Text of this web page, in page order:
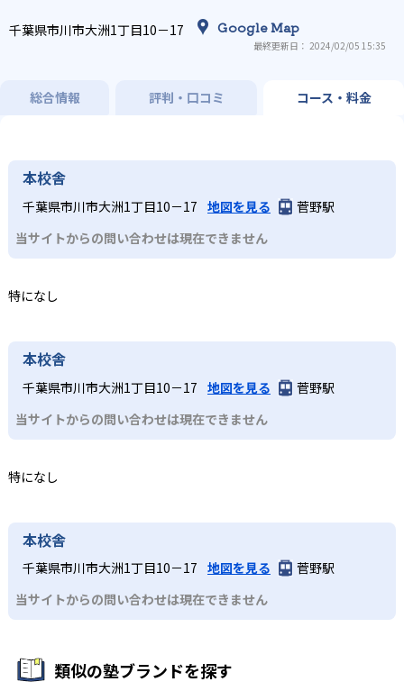
千葉県市川市大洲1丁目10－17 Google Map
最終更新日： 2024/02/05 15:35
総合情報 評判・口コミ コース・料金
本校舎
千葉県市川市大洲1丁目10－17 地図を見る
菅野駅
当サイトからの問い合わせは現在できません
特になし
本校舎
千葉県市川市大洲1丁目10－17 地図を見る
菅野駅
当サイトからの問い合わせは現在できません
特になし
本校舎
千葉県市川市大洲1丁目10－17 地図を見る
菅野駅
当サイトからの問い合わせは現在できません
類似の塾ブランドを探す